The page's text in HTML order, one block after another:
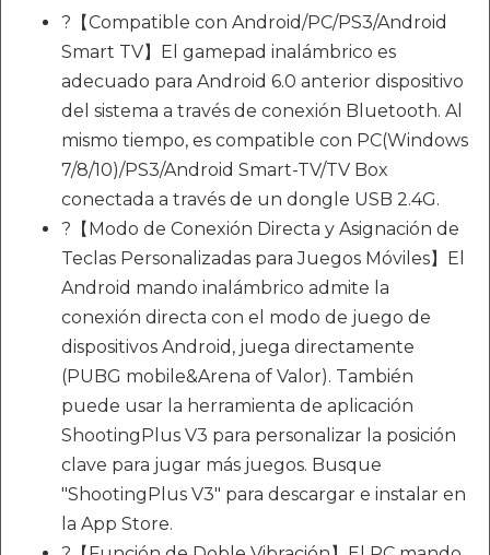
?【Compatible con Android/PC/PS3/Android
Smart TV】El gamepad inalámbrico es
adecuado para Android 6.0 anterior dispositivo
del sistema a través de conexión Bluetooth. Al
mismo tiempo, es compatible con PC(Windows
7/8/10)/PS3/Android Smart-TV/TV Box
conectada a través de un dongle USB 2.4G.
?【Modo de Conexión Directa y Asignación de
Teclas Personalizadas para Juegos Móviles】El
Android mando inalámbrico admite la
conexión directa con el modo de juego de
dispositivos Android, juega directamente
(PUBG mobile&Arena of Valor). También
puede usar la herramienta de aplicación
ShootingPlus V3 para personalizar la posición
clave para jugar más juegos. Busque
"ShootingPlus V3" para descargar e instalar en
la App Store.